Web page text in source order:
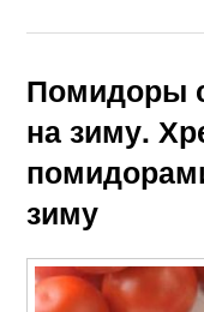
Помидоры
на зиму.
зиму